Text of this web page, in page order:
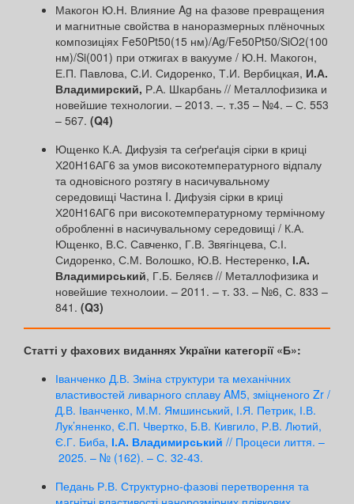
Макогон Ю.Н. Влияние Ag на фазове превращения
и магнитные свойства в наноразмерных плёночных
композиціях Fe50Pt50(15 нм)/Ag/Fe50Pt50/SiO2(100
нм)/Si(001) при отжигах в вакууме / Ю.Н. Макогон,
Е.П. Павлова, С.И. Сидоренко, Т.И. Вербицкая, И.А.
Владимирский, Р.А. Шкарбань // Металлофизика и
новейшие технологии. – 2013. –. т.35 – №4. – С. 553
– 567. (Q4)
Ющенко К.А. Дифузія та сеґреґація сірки в криці
Х20Н16АГ6 за умов високотемпературного відпалу
та одновісного розтягу в насичувальному
середовищі Частина I. Дифузія сірки в криці
Х20Н16АГ6 при високотемпературному термічному
обробленні в насичувальному середовищі / К.А.
Ющенко, В.С. Савченко, Г.В. Звягінцева, С.І.
Сидоренко, С.М. Волошко, Ю.В. Нестеренко, І.А.
Владимирський, Г.Б. Беляєв // Металлофизика и
новейшие технолоии. – 2011. – т. 33. – №6, С. 833 –
841. (Q3)
Статті у фахових виданнях України категорії «Б»:
Іванченко Д.В. Зміна структури та механічних
властивостей ливарного сплаву AM5, зміцненого Zr /
Д.В. Іванченко, М.М. Ямшинський, І.Я. Петрик, І.В.
Лук’яненко, Є.П. Чвертко, Б.В. Кивгило, Р.В. Лютий,
Є.Г. Биба, І.А. Владимирський // Процеси лиття. –
2025. – № (162). – С. 32-43.
Педань Р.В. Структурно-фазові перетворення та